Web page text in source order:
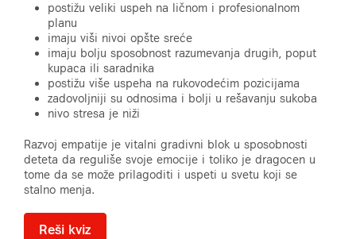
postižu veliki uspeh na ličnom i profesionalnom
planu
imaju viši nivoi opšte sreće
imaju bolju sposobnost razumevanja drugih, poput
kupaca ili saradnika
postižu više uspeha na rukovodećim pozicijama
zadovoljniji su odnosima i bolji u rešavanju sukoba
nivo stresa je niži
Razvoj empatije je vitalni gradivni blok u sposobnosti
deteta da reguliše svoje emocije i toliko je dragocen u
tome da se može prilagoditi i uspeti u svetu koji se
stalno menja.
Reši kviz